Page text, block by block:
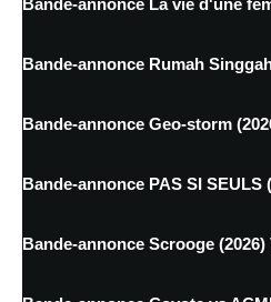
Bande-annonce La vie d'une
Bande-annonce Rumah
Bande-annonce Geo-storm
Bande-annonce PAS SI SEULS
Bande-annonce Scrooge (2026)